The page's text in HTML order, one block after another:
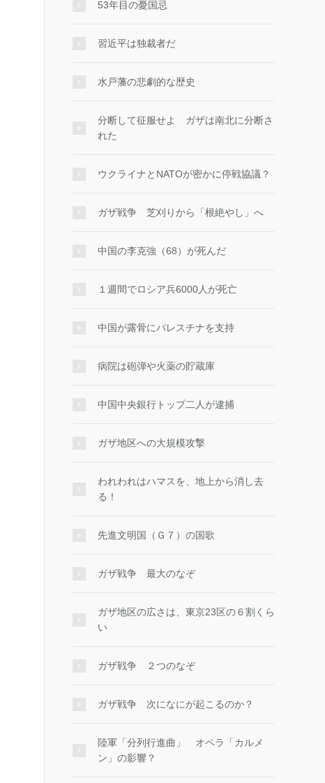
53年目の憂国忌
習近平は独裁者だ
水戸藩の悲劇的な歴史
分断して征服せよ ガザは南北に分断さ
れた
ウクライナとNATOが密かに停戦協議？
ガザ戦争 芝刈りから「根絶やし」へ
中国の李克強（68）が死んだ
１週間でロシア兵6000人が死亡
中国が露骨にパレスチナを支持
病院は砲弾や火薬の貯蔵庫
中国中央銀行トップ二人が逮捕
ガザ地区への大規模攻撃
われわれはハマスを、地上から消し去
る！
先進文明国（Ｇ７）の国歌
ガザ戦争 最大のなぞ
ガザ地区の広さは、東京23区の６割くら
い
ガザ戦争 ２つのなぞ
ガザ戦争 次になにが起こるのか？
陸軍「分列行進曲」 オペラ「カルメ
ン」の影響？